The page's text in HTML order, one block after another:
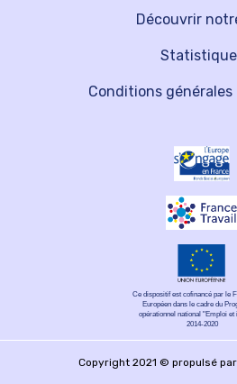
Découvrir
Conditions
Ce dispositif est cofinancé par le
Européen dans le cadre du
opérationnel national "Emploi et
2014-2020
Copyright 2021 © propulsé par